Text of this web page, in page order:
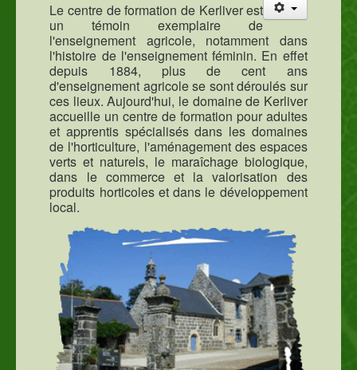
Le centre de formation de Kerliver est
un témoin exemplaire de
l'enseignement agricole, notamment dans
l'histoire de l'enseignement féminin. En effet
depuis 1884, plus de cent ans
d'enseignement agricole se sont déroulés sur
ces lieux. Aujourd'hui, le domaine de Kerliver
accueille un centre de formation pour adultes
et apprentis spécialisés dans les domaines
de l'horticulture, l'aménagement des espaces
verts et naturels, le maraîchage biologique,
dans le commerce et la valorisation des
produits horticoles et dans le développement
local.